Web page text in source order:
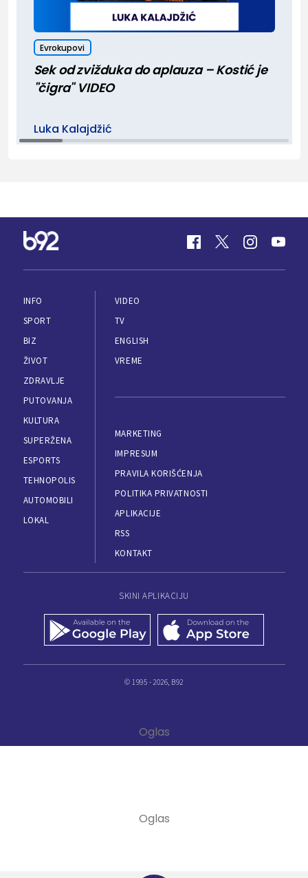
Evrokupovi
Sek od zvižduka do aplauza – Kostić je
"čigra" VIDEO
Luka Kalajdžić
INFO
SPORT
BIZ
ŽIVOT
ZDRAVLJE
PUTOVANJA
KULTURA
SUPERŽENA
ESPORTS
TEHNOPOLIS
AUTOMOBILI
LOKAL
VIDEO
TV
ENGLISH
VREME
MARKETING
IMPRESUM
PRAVILA KORIŠĆENJA
POLITIKA PRIVATNOSTI
APLIKACIJE
RSS
KONTAKT
SKINI APLIKACIJU
© 1995 - 2026, B92